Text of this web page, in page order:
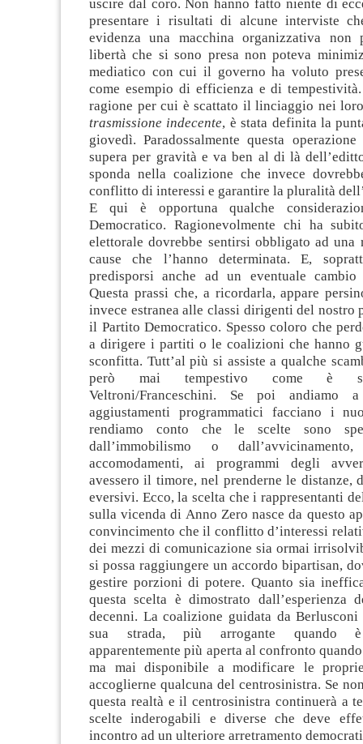
uscire dal coro. Non hanno fatto niente di
presentare i risultati di alcune interviste
evidenza una macchina organizzativa non
libertà che si sono presa non poteva
mediatico con cui il governo ha voluto
come esempio di efficienza e di
ragione per cui è scattato il linciaggio nei
trasmissione indecente, è stata definita la
giovedì. Paradossalmente questa
supera per gravità e va ben al di là
sponda nella coalizione che invece
conflitto di interessi e garantire la pluralità
E qui è opportuna qualche
Democratico. Ragionevolmente chi ha
elettorale dovrebbe sentirsi obbligato ad una
cause che l’hanno determinata. E,
predisporsi anche ad un eventuale cambio
Questa prassi che, a ricordarla, appare
invece estranea alle classi dirigenti del nostro
il Partito Democratico. Spesso coloro che
a dirigere i partiti o le coalizioni che hanno
sconfitta. Tutt’al più si assiste a qualche
però mai tempestivo come è
Veltroni/Franceschini. Se poi andiamo
aggiustamenti programmatici facciano i
rendiamo conto che le scelte sono
dall’immobilismo o
accomodamenti, ai programmi degli
avessero il timore, nel prenderne le distanze,
eversivi. Ecco, la scelta che i rappresentanti
sulla vicenda di Anno Zero nasce da questo
convincimento che il conflitto d’interessi
dei mezzi di comunicazione sia ormai
si possa raggiungere un accordo bipartisan,
gestire porzioni di potere. Quanto sia
questa scelta è dimostrato dall’esperienza
decenni. La coalizione guidata da
sua strada, più arrogante quando è
apparentemente più aperta al confronto
ma mai disponibile a modificare le
accoglierne qualcuna del centrosinistra. Se
questa realtà e il centrosinistra continuerà a
scelte inderogabili e diverse che deve
incontro ad un ulteriore arretramento